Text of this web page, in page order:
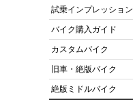
試乗インプレッション
バイク購入ガイド
カスタムバイク
旧車・絶版バイク
絶版ミドルバイク